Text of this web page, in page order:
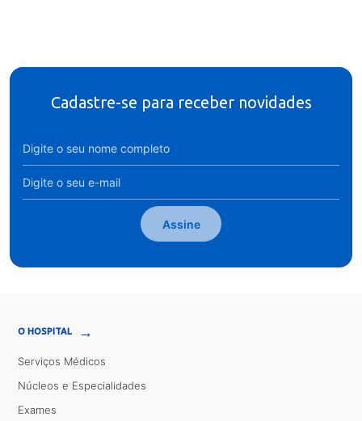
Cadastre-se para receber novidades
Assine
O HOSPITAL →
Serviços Médicos
Núcleos e Especialidades
Exames